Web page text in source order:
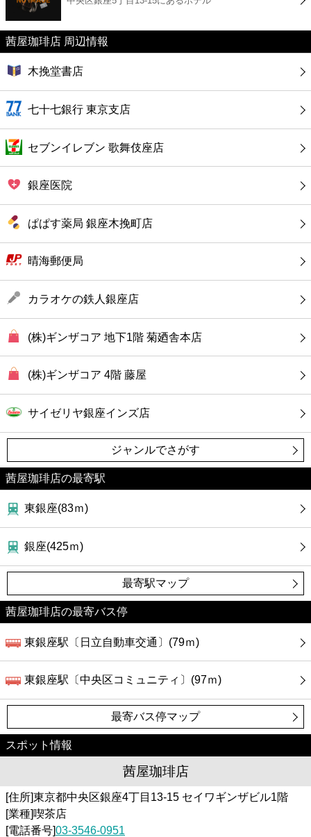
カフェ
ショッピング
銀行
公共
病院
ホテル
茜屋珈琲店 周辺情報
木挽堂書店
七十七銀行 東京支店
セブンイレブン 歌舞伎座店
銀座医院
ぱぱす薬局 銀座木挽町店
晴海郵便局
カラオケの鉄人銀座店
(株)ギンザコア 地下1階 菊廼舎本店
(株)ギンザコア 4階 藤屋
サイゼリヤ銀座インズ店
ジャンルでさがす
茜屋珈琲店の最寄駅
東銀座(83ｍ)
銀座(425ｍ)
最寄駅マップ
茜屋珈琲店の最寄バス停
東銀座駅〔日立自動車交通〕(79ｍ)
東銀座駅〔中央区コミュニティ〕(97ｍ)
最寄バス停マップ
スポット情報
茜屋珈琲店
[住所]東京都中央区銀座4丁目13-15 セイワギンザビル1階
[業種]喫茶店
[電話番号]03-3546-0951